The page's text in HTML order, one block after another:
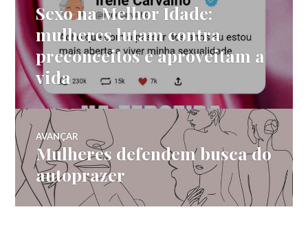
de
Post
Post
anterior:
Sexo na Melhor Idade:
mulheres lutam contra
preconceitos e aproveitam a
vida
AVANÇAR
Próximo
post:
Mulheres defendem busca do
autoprazer